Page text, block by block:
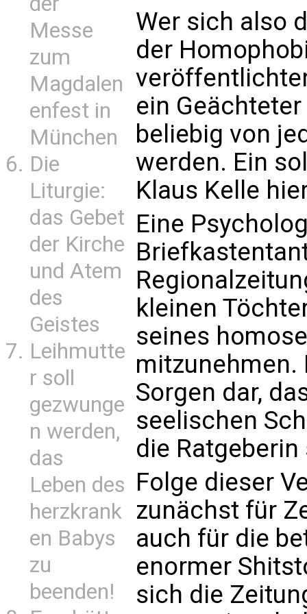
Messe
zum
Magdalen
enfest in
München
Die
Liturgie:
das Gebet
der Kirche
und Atem
des
Geistes
Leihmutte
r soll
gezwunge
n werden,
das
Leben des
herzkrank
en Babys
zu
beenden!
Wer sich also
der
ein
beliebig von
werden. Ein
Klaus Kelle
Eine
kleinen
seines
mitzunehmen.
Sorgen dar,
seelischen
die
Folge dieser
zunächst für
auch für die
enormer
sich die